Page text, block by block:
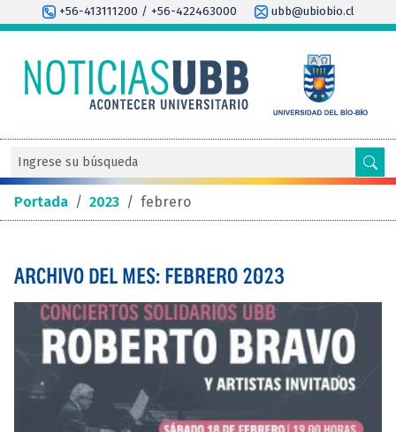
+56-413111200 / +56-422463000 ubb@ubiobio.cl
Portada / 2023 / febrero
ARCHIVO DEL MES: FEBRERO 2023